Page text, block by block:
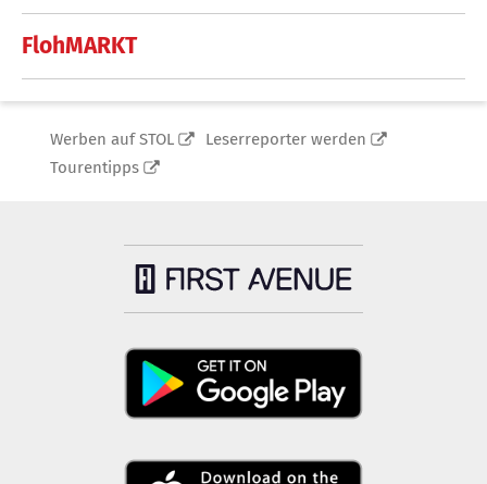
FlohMARKT
Werben auf STOL
Leserreporter werden
Tourentipps